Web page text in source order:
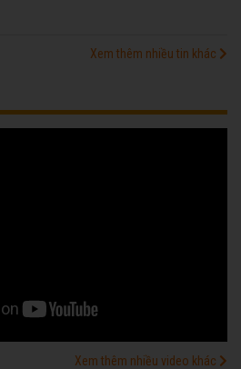
Xem thêm nhiều tin khác
Xem thêm nhiều video khác